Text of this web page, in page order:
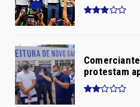
protestam